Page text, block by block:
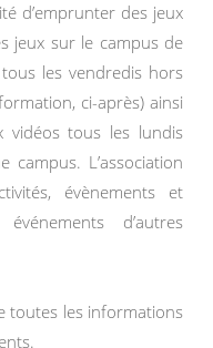
d’emprunter des jeux
jeux sur le campus de
tous les vendredis hors
ci-après) ainsi
vidéos tous les lundis
campus. L’association
évènements et
d’autres
toutes les informations